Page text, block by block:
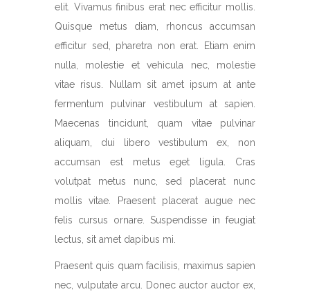
elit. Vivamus finibus erat nec efficitur mollis.
Quisque metus diam, rhoncus accumsan
efficitur sed, pharetra non erat. Etiam enim
nulla, molestie et vehicula nec, molestie
vitae risus. Nullam sit amet ipsum at ante
fermentum pulvinar vestibulum at sapien.
Maecenas tincidunt, quam vitae pulvinar
aliquam, dui libero vestibulum ex, non
accumsan est metus eget ligula. Cras
volutpat metus nunc, sed placerat nunc
mollis vitae. Praesent placerat augue nec
felis cursus ornare. Suspendisse in feugiat
lectus, sit amet dapibus mi.
Praesent quis quam facilisis, maximus sapien
nec, vulputate arcu. Donec auctor auctor ex,